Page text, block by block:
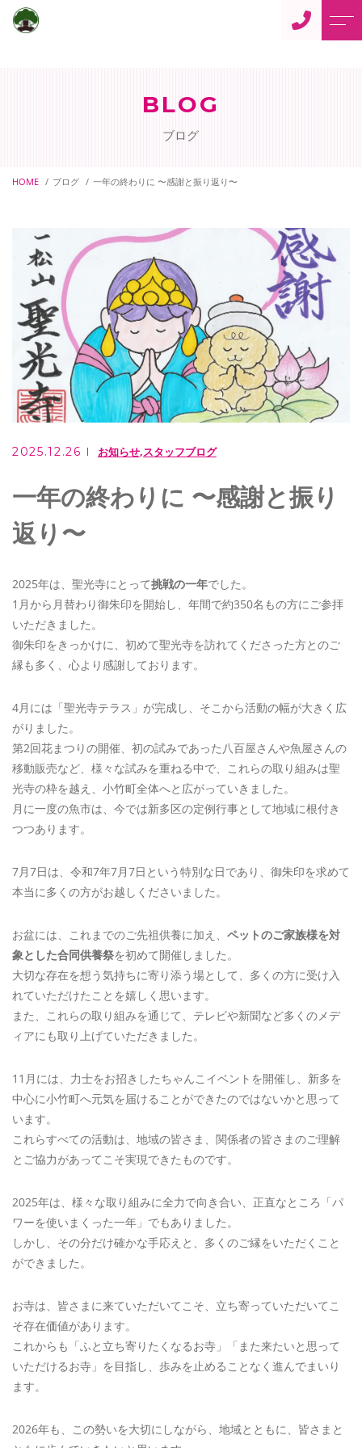
ご供養
御朱印について
ペットの訪問火葬
寺カフェ「蓮花」
よくある質問
ブログ
当寺からのお知らせ
ご相談・お問い合わせ
0949-62-2107
CONTACT
もりやま行政書士事務所
BLOG
ブログ
HOME ブログ 一年の終わりに 〜感謝と振り返り〜
2025.12.26 お知らせ スタッフブログ
一年の終わりに 〜感謝と振り
返り〜
2025年は、聖光寺にとって挑戦の一年でした。
1月から月替わり御朱印を開始し、年間で約350名もの方にご参拝
いただきました。
御朱印をきっかけに、初めて聖光寺を訪れてくださった方とのご
縁も多く、心より感謝しております。
4月には「聖光寺テラス」が完成し、そこから活動の幅が大きく広
がりました。
第2回花まつりの開催、初の試みであった八百屋さんや魚屋さんの
移動販売など、様々な試みを重ねる中で、これらの取り組みは聖
光寺の枠を越え、小竹町全体へと広がっていきました。
月に一度の魚市は、今では新多区の定例行事として地域に根付き
つつあります。
7月7日は、令和7年7月7日という特別な日であり、御朱印を求めて
本当に多くの方がお越しくださいました。
お盆には、これまでのご先祖供養に加え、 ペットのご家族様を対
象とした合同供養祭を初めて開催しました。
大切な存在を想う気持ちに寄り添う場として、多くの方に受け入
れていただけたことを嬉しく思います。
また、これらの取り組みを通じて、テレビや新聞など多くのメデ
ィアにも取り上げていただきました。
11月には、力士をお招きしたちゃんこイベントを開催し、新多を
中心に小竹町へ元気を届けることができたのではないかと思って
います。
これらすべての活動は、地域の皆さま、関係者の皆さまのご理解
とご協力があってこそ実現できたものです。
2025年は、様々な取り組みに全力で向き合い、正直なところ「パ
ワーを使いまくった一年」でもありました。
しかし、その分だけ確かな手応えと、多くのご縁をいただくこと
ができました。
お寺は、皆さまに来ていただいてこそ、立ち寄っていただいてこ
そ存在価値があります。
これからも「ふと立ち寄りたくなるお寺」「また来たいと思って
いただけるお寺」を目指し、歩みを止めることなく進んでまいり
ます。
2026年も、この勢いを大切にしながら、地域とともに、皆さまと